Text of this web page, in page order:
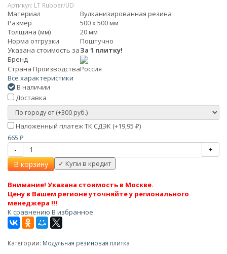
Артикул: LT Rubber/UD
Материал
Вулканизированная резина
Размер
500 х 500 мм
Толщина (мм)
20 мм
Норма отгрузки
Поштучно
Указана стоимость заЗа 1 плитку!
Бренд
Страна ПроизводстваРоссия
Все характеристики
В наличии
Доставка
Наложенный платеж ТК СДЭК (+19,95 ₽)
665 ₽
-
+
В корзину
Внимание! Указана стоимость в Москве.
Цену в Вашем регионе уточняйте у регионального
менеджера !!!
К сравнению В избранное
Категории: Модульная резиновая плитка